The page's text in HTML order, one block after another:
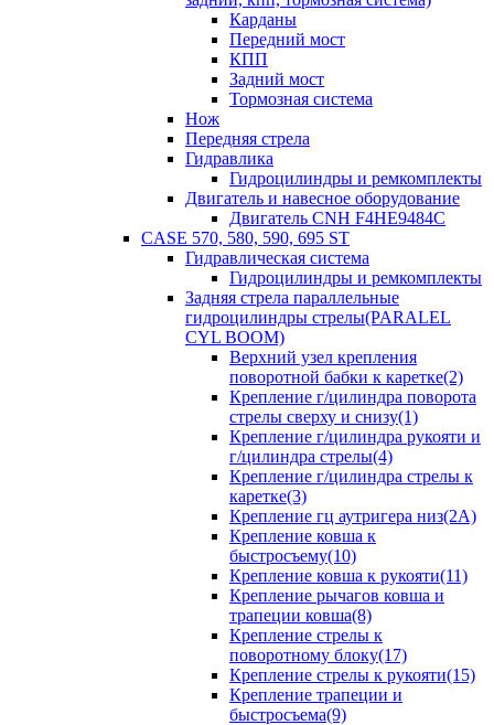
Карданы
Передний мост
КПП
Задний мост
Тормозная система
Нож
Передняя стрела
Гидравлика
Гидроцилиндры и ремкомплекты
Двигатель и навесное оборудование
Двигатель CNH F4HE9484C
CASE 570, 580, 590, 695 ST
Гидравлическая система
Гидроцилиндры и ремкомплекты
Задняя стрела параллельные
гидроцилиндры стрелы(PARALEL
CYL BOOM)
Верхний узел крепления
поворотной бабки к каретке(2)
Крепление г/цилиндра поворота
стрелы сверху и снизу(1)
Крепление г/цилиндра рукояти и
г/цилиндра стрелы(4)
Крепление г/цилиндра стрелы к
каретке(3)
Крепление гц аутригера низ(2А)
Крепление ковша к
быстросъему(10)
Крепление ковша к рукояти(11)
Крепление рычагов ковша и
трапеции ковша(8)
Крепление стрелы к
поворотному блоку(17)
Крепление стрелы к рукояти(15)
Крепление трапеции и
быстросъема(9)